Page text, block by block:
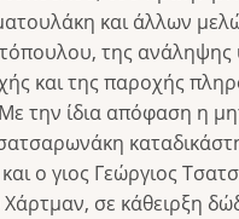
και άλλων
της ανάληψης
και της παροχής
την ίδια απόφαση η
ο γιος Γεώργιος
σε κάθειρξη